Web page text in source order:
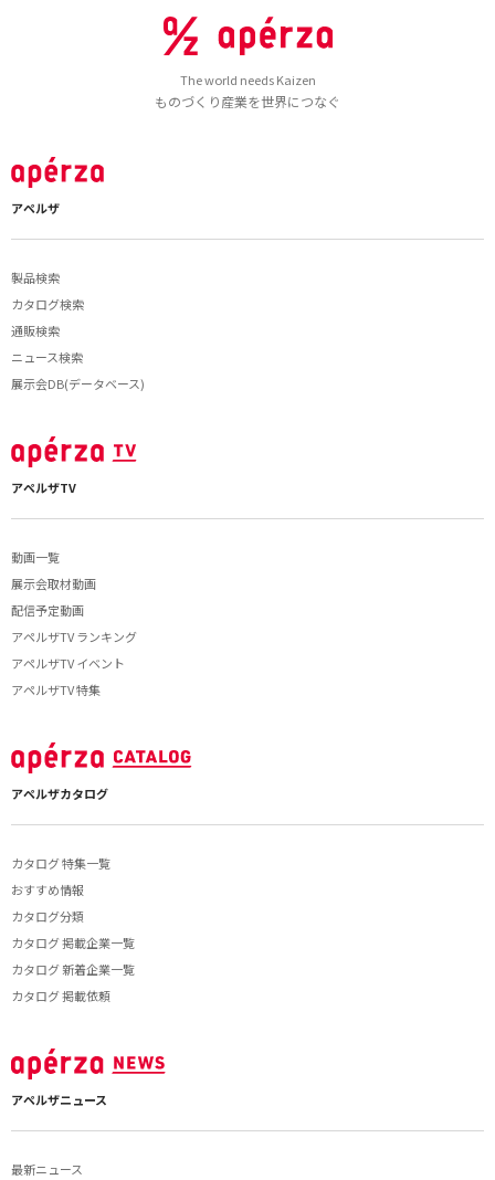
The world needs Kaizen
ものづくり産業を世界につなぐ
アペルザ
製品検索
カタログ検索
通販検索
ニュース検索
展示会DB(データベース)
アペルザTV
動画一覧
展示会取材動画
配信予定動画
アペルザTV ランキング
アペルザTV イベント
アペルザTV 特集
アペルザカタログ
カタログ 特集一覧
おすすめ情報
カタログ分類
カタログ 掲載企業一覧
カタログ 新着企業一覧
カタログ 掲載依頼
アペルザニュース
最新ニュース